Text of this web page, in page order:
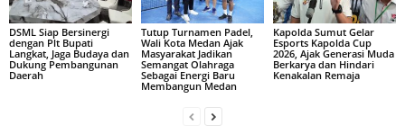
DSML Siap Bersinergi
dengan Plt Bupati
Langkat, Jaga Budaya dan
Dukung Pembangunan
Daerah
Tutup Turnamen Padel,
Wali Kota Medan Ajak
Masyarakat Jadikan
Semangat Olahraga
Sebagai Energi Baru
Membangun Medan
Kapolda Sumut Gelar
Esports Kapolda Cup
2026, Ajak Generasi Muda
Berkarya dan Hindari
Kenakalan Remaja